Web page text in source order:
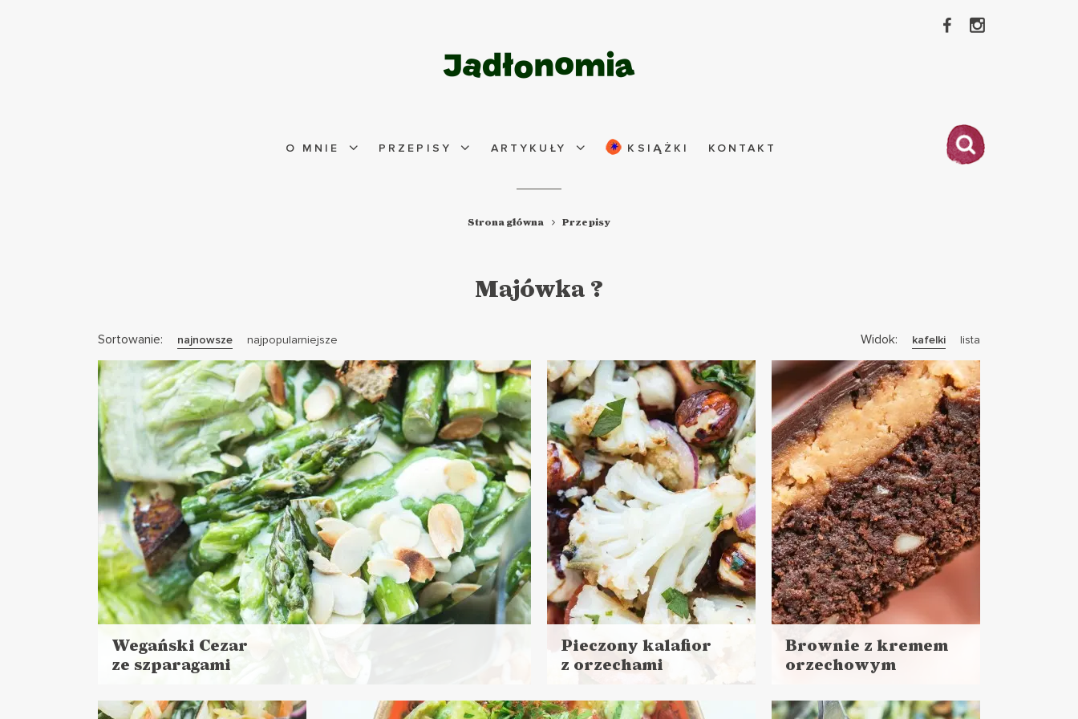
O MNIE PRZEPISY ARTYKUŁY KSIĄŻKI KONTAKT
Strona główna Przepisy
Majówka ?
Sortowanie: najnowsze najpopularniejsze Widok: kafelki lista
Wegański Cezar
ze szparagami
więcej
Czas przygotowania: do 30 minut
Pieczony kalafior
z orzechami
więcej
Czas przygotowania:
Brownie z kremem
orzechowym
więcej
Czas przygotowania: